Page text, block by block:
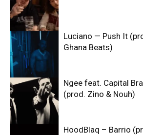
Luciano — Push It
Ghana Beats)
Ngee feat. Capital
(prod. Zino & Nouh)
HoodBlaq – Barrio